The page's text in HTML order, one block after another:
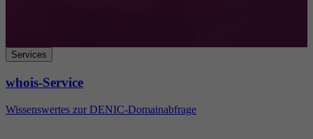
Services
whois-Service
Wissenswertes zur DENIC-Domainabfrage